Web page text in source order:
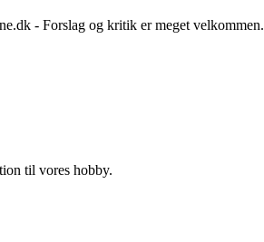
- Forslag og kritik er meget velkommen.
til vores hobby.